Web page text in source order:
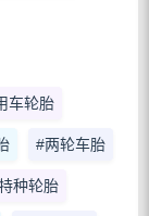
车轮胎
#两轮车胎
种轮胎